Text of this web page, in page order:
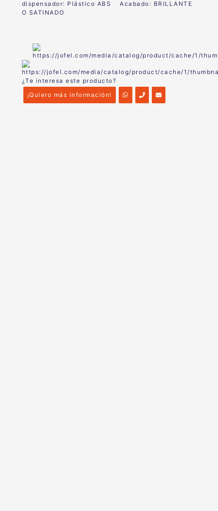
dispensador: Plástico ABS Acabado: BRILLANTE
O SATINADO
¿Te interesa este producto?
¡Quiero más información!